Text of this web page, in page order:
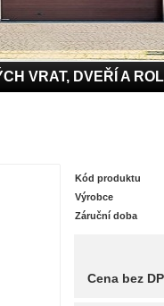
VRAT, DVEŘÍ A
Kód produktu
Výrobce
Záruční doba
Cena bez